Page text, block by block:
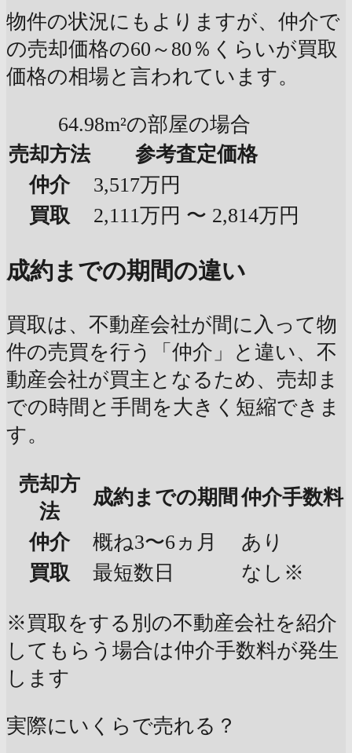
物件の状況にもよりますが、仲介で
の売却価格の60～80％くらいが買取
価格の相場と言われています。
64.98m²の部屋の場合
売却方法
参考査定価格
仲介
3,517万円
買取
2,111万円 〜 2,814万円
成約までの期間の違い
買取は、不動産会社が間に入って物
件の売買を行う「仲介」と違い、不
動産会社が買主となるため、売却ま
での時間と手間を大きく短縮できま
す。
売却方
法
成約までの期間 仲介手数料
仲介
概ね3〜6ヵ月
あり
買取
最短数日 なし※
※買取をする別の不動産会社を紹介
してもらう場合は仲介手数料が発生
します
実際にいくらで売れる？